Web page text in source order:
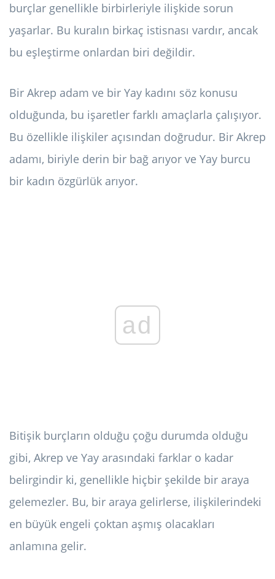
burçlar genellikle birbirleriyle ilişkide sorun
yaşarlar. Bu kuralın birkaç istisnası vardır, ancak
bu eşleştirme onlardan biri değildir.
Bir Akrep adam ve bir Yay kadını söz konusu
olduğunda, bu işaretler farklı amaçlarla çalışıyor.
Bu özellikle ilişkiler açısından doğrudur. Bir Akrep
adamı, biriyle derin bir bağ arıyor ve Yay burcu
bir kadın özgürlük arıyor.
ad
Bitişik burçların olduğu çoğu durumda olduğu
gibi, Akrep ve Yay arasındaki farklar o kadar
belirgindir ki, genellikle hiçbir şekilde bir araya
gelemezler. Bu, bir araya gelirlerse, ilişkilerindeki
en büyük engeli çoktan aşmış olacakları
anlamına gelir.